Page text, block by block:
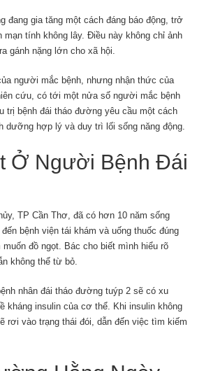
đang gia tăng một cách đáng báo động, trở
tính không lây. Điều này không chỉ ảnh
gánh nặng lớn cho xã hội.
người mắc bệnh, nhưng nhận thức của
cứu, có tới một nửa số người mắc bệnh
trị bệnh đái tháo đường yêu cầu một cách
dưỡng hợp lý và duy trì lối sống năng động.
Ở Người Bệnh Đái
TP Cần Thơ, đã có hơn 10 năm sống
bệnh viện tái khám và uống thuốc đúng
đồ ngọt. Bác cho biết mình hiểu rõ
không thể từ bỏ.
nhân đái tháo đường tuýp 2 sẽ có xu
kháng insulin của cơ thể. Khi insulin không
rơi vào trạng thái đói, dẫn đến việc tìm kiếm